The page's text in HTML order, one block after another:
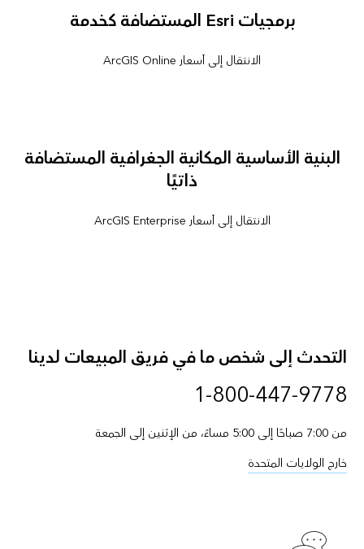
برمجيات Esri المستضافة كخدمة
الانتقال إلى أسعار ArcGIS Online
البنية الأساسية المكانية الجغرافية المستضافة
ذاتيًا
الانتقال إلى أسعار ArcGIS Enterprise
التحدث إلى شخص ما في فريق المبيعات لدينا
1-800-447-9778
من 7:00 صباحًا إلى 5:00 مساءً، من الإثنين إلى الجمعة
خارج الولايات المتحدة